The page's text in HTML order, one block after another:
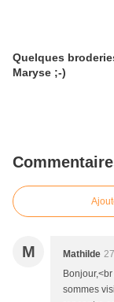
Quelques
Maryse ;-)
M Mathilde
sommes